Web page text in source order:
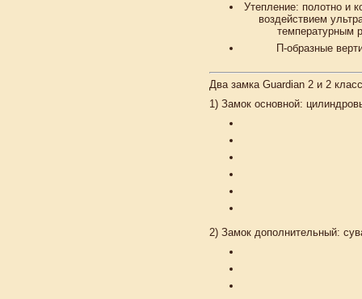
Утепление: полотно и
воздействием
температурным
П-образные
Два замка Guardian 2 и 2
1) Замок основной:
2) Замок дополнительный: